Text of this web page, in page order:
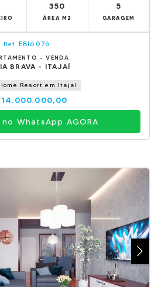
350
ÁREA M2
5
GARAGEM
Ref. EBI6076
- VENDA
BRAVA - ITAJAÍ
Resort em Itajaí
14.000.000,00
no WhatsApp AGORA